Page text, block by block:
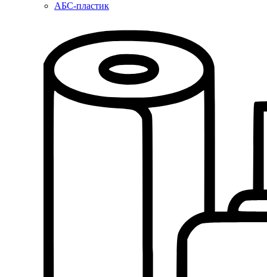
АБС-пластик